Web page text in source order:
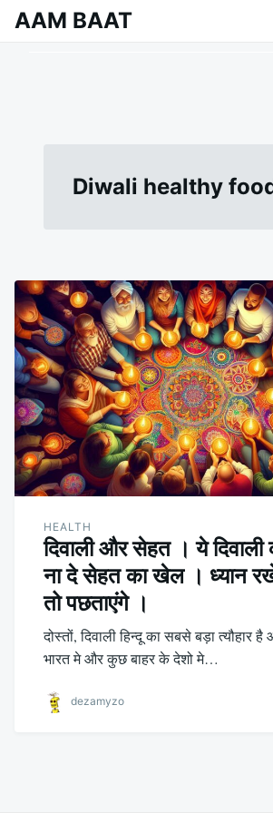
Skip Search
AAM BAAT
Diwali healthy
HEALTH
दिवाली और सेहत । ये दिवाली
ना दे सेहत का खेल । ध्यान
तो पछताएंगे ।
दोस्तों, दिवाली हिन्दू का सबसे बड़ा त्यौहार
भारत मे और कुछ बाहर के देशो मे…
dezamyzo